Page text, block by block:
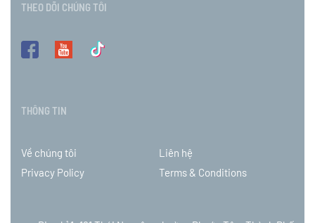
THEO DÕI CHÚNG TÔI
THÔNG TIN
Về chúng tôi
Liên hệ
Privacy Policy
Terms & Conditions